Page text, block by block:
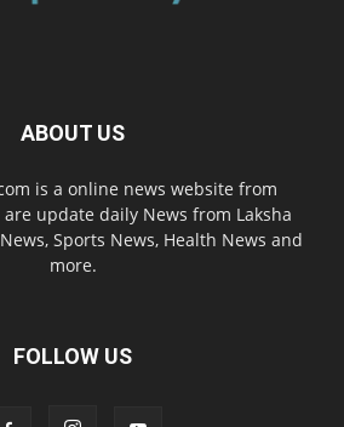
ABOUT US
is a online news website from
are update daily News from Laksha
Sports News, Health News and
more.
FOLLOW US